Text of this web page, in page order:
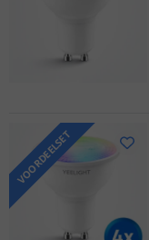
VOORDEELSET